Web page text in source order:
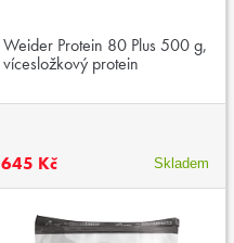
Weider Protein 80 Plus 500 g,
vícesložkový protein
645 Kč Skladem